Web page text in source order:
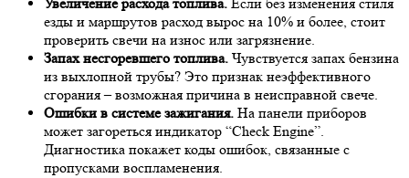
езды и маршрутов расход вырос на 10% и более, стоит
проверить свечи на износ или загрязнение.
Запах несгоревшего топлива. Чувствуется запах бензина
из выхлопной трубы? Это признак неэффективного
сгорания – возможная причина в неисправной свече.
Ошибки в системе зажигания. На панели приборов
может загореться индикатор “Check Engine”.
Диагностика покажет коды ошибок, связанные с
пропусками воспламенения.